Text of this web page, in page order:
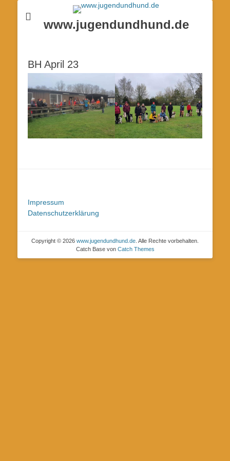
www.jugendundhund.de
BH April 23
Impressum
Datenschutzerklärung
Copyright © 2026 www.jugendundhund.de . Alle Rechte vorbehalten.
Catch Base von Catch Themes